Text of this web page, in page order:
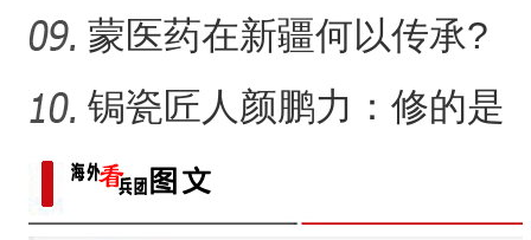
行？
蒙医药在新疆何以传承?
锔瓷匠人颜鹏力：修的是
瓷，也是“情”